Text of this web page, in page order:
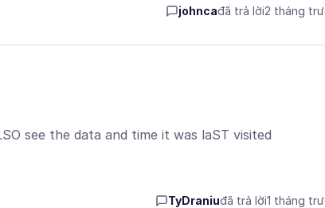
johncađã trả lời2 tháng
see the data and time it was laST visited
TyDraniuđã trả lời1 tháng